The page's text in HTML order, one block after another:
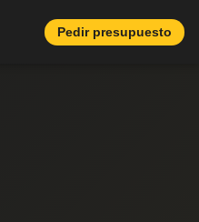
Pedir presupuesto